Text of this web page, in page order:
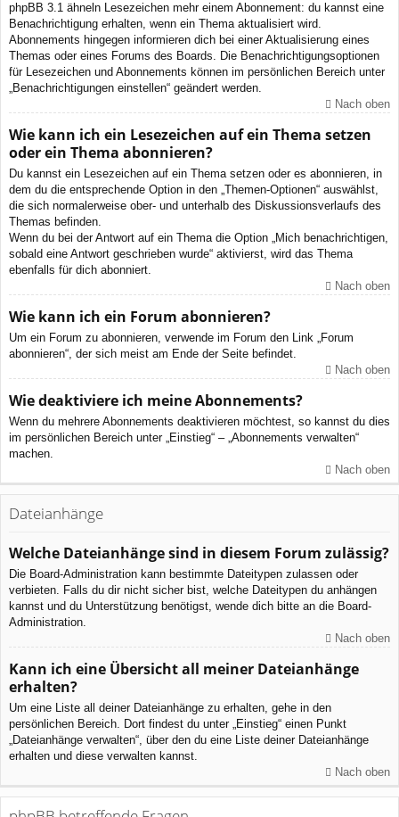
phpBB 3.1 ähneln Lesezeichen mehr einem Abonnement: du kannst eine
Benachrichtigung erhalten, wenn ein Thema aktualisiert wird.
Abonnements hingegen informieren dich bei einer Aktualisierung eines
Themas oder eines Forums des Boards. Die Benachrichtigungsoptionen
für Lesezeichen und Abonnements können im persönlichen Bereich unter
„Benachrichtigungen einstellen“ geändert werden.
Nach oben
Wie kann ich ein Lesezeichen auf ein Thema setzen
oder ein Thema abonnieren?
Du kannst ein Lesezeichen auf ein Thema setzen oder es abonnieren, in
dem du die entsprechende Option in den „Themen-Optionen“ auswählst,
die sich normalerweise ober- und unterhalb des Diskussionsverlaufs des
Themas befinden.
Wenn du bei der Antwort auf ein Thema die Option „Mich benachrichtigen,
sobald eine Antwort geschrieben wurde“ aktivierst, wird das Thema
ebenfalls für dich abonniert.
Nach oben
Wie kann ich ein Forum abonnieren?
Um ein Forum zu abonnieren, verwende im Forum den Link „Forum
abonnieren“, der sich meist am Ende der Seite befindet.
Nach oben
Wie deaktiviere ich meine Abonnements?
Wenn du mehrere Abonnements deaktivieren möchtest, so kannst du dies
im persönlichen Bereich unter „Einstieg“ – „Abonnements verwalten“
machen.
Nach oben
Dateianhänge
Welche Dateianhänge sind in diesem Forum zulässig?
Die Board-Administration kann bestimmte Dateitypen zulassen oder
verbieten. Falls du dir nicht sicher bist, welche Dateitypen du anhängen
kannst und du Unterstützung benötigst, wende dich bitte an die Board-
Administration.
Nach oben
Kann ich eine Übersicht all meiner Dateianhänge
erhalten?
Um eine Liste all deiner Dateianhänge zu erhalten, gehe in den
persönlichen Bereich. Dort findest du unter „Einstieg“ einen Punkt
„Dateianhänge verwalten“, über den du eine Liste deiner Dateianhänge
erhalten und diese verwalten kannst.
Nach oben